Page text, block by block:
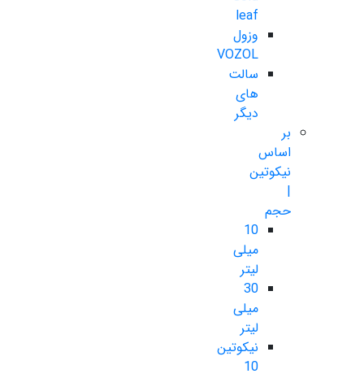
leaf
وزول
VOZOL
سالت
های
دیگر
بر
اساس
نیکوتین
|
حجم
10
میلی
لیتر
30
میلی
لیتر
نیکوتین
10